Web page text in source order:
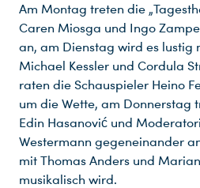
Am Montag treten die
Caren Miosga und Ingo
an, am Dienstag wird es lustig
Michael Kessler und Cordula
raten die Schauspieler Heino
um die Wette, am Donnerstag
Edin Hasanović und
Westermann gegeneinander
mit Thomas Anders und
musikalisch wird.